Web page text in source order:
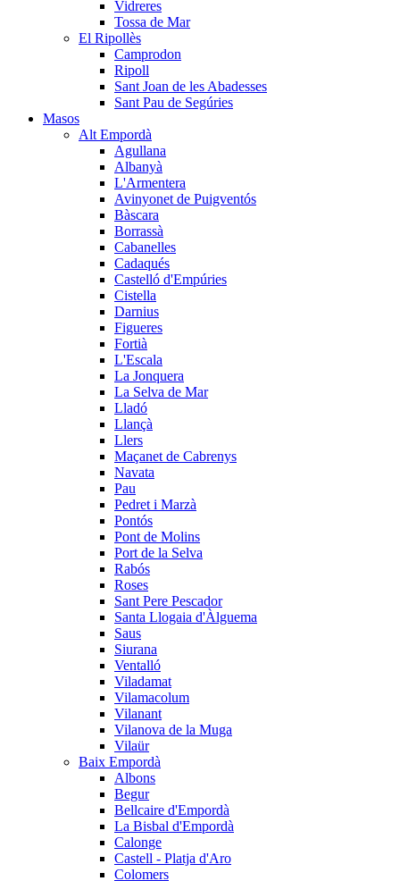
Vidreres
Tossa de Mar
El Ripollès
Camprodon
Ripoll
Sant Joan de les Abadesses
Sant Pau de Segúries
Masos
Alt Empordà
Agullana
Albanyà
L'Armentera
Avinyonet de Puigventós
Bàscara
Borrassà
Cabanelles
Cadaqués
Castelló d'Empúries
Cistella
Darnius
Figueres
Fortià
L'Escala
La Jonquera
La Selva de Mar
Lladó
Llançà
Llers
Maçanet de Cabrenys
Navata
Pau
Pedret i Marzà
Pontós
Pont de Molins
Port de la Selva
Rabós
Roses
Sant Pere Pescador
Santa Llogaia d'Àlguema
Saus
Siurana
Ventalló
Viladamat
Vilamacolum
Vilanant
Vilanova de la Muga
Vilaür
Baix Empordà
Albons
Begur
Bellcaire d'Empordà
La Bisbal d'Empordà
Calonge
Castell - Platja d'Aro
Colomers